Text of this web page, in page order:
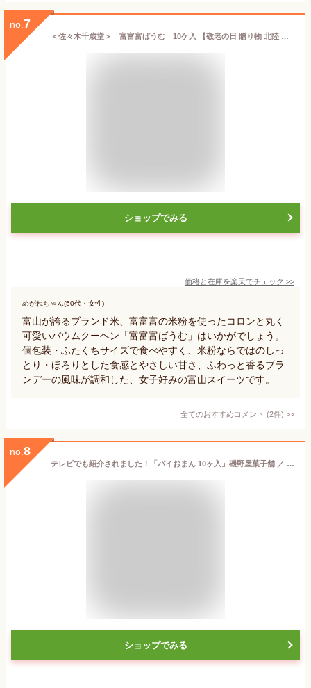
no. 7
＜佐々木千歳堂＞ 富富富ばうむ 10ケ入 【敬老の日 贈り物 北陸 富山 和菓子 お土産 銘菓 お取り寄せ 御挨拶 ギフト 贈答 のし可】
ショップでみる
価格と在庫を楽天でチェック >>
めがねちゃん(50代・女性)
富山が誇るブランド米、富富富の米粉を使ったコロンと丸く
可愛いバウムクーヘン「富富富ばうむ」はいかがでしょう。
個包装・ふたくちサイズで食べやすく、米粉ならではのしっ
とり・ほろりとした食感とやさしい甘さ、ふわっと香るブラ
ンデーの風味が調和した、女子好みの富山スイーツです。
全てのおすすめコメント (2件) >
no. 8
テレビでも紹介されました！「パイおまん 10ヶ入」磯野屋菓子舗 ／ 富山 和洋菓子 (夏季はクール冷蔵便)【送料無料ライン対象外】
ショップでみる